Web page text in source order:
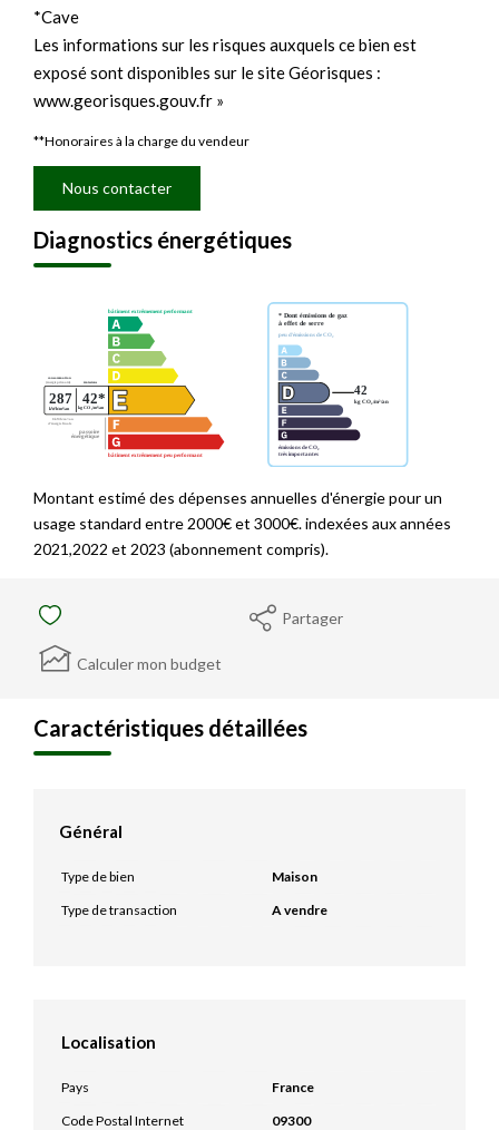
*Cave
Les informations sur les risques auxquels ce bien est
exposé sont disponibles sur le site Géorisques :
www.georisques.gouv.fr »
**Honoraires à la charge du vendeur
Nous contacter
Diagnostics énergétiques
Montant estimé des dépenses annuelles d'énergie pour un
usage standard entre 2000€ et 3000€. indexées aux années
2021,2022 et 2023 (abonnement compris).
Partager
Calculer mon budget
Caractéristiques détaillées
Général
Type de bien
Maison
Type de transaction
A vendre
Localisation
Pays
France
Code Postal Internet
09300